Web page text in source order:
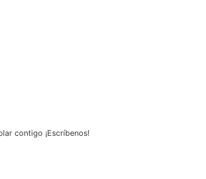
contigo ¡Escríbenos!